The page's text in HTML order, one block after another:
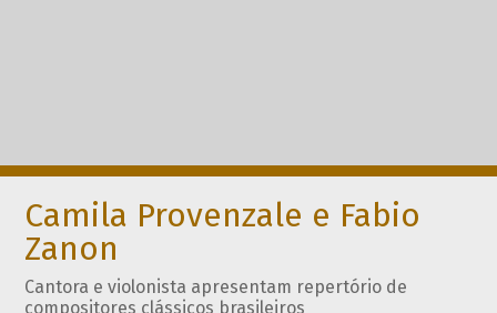
Camila Provenzale e Fabio
Zanon
Cantora e violonista apresentam repertório de
compositores clássicos brasileiros